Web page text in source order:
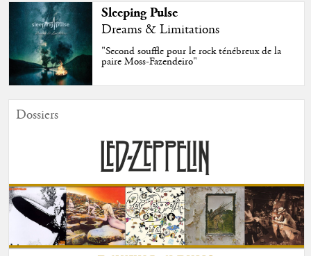
Sleeping Pulse
Dreams & Limitations
"Second souffle pour le rock ténébreux de la
paire Moss-Fazendeiro"
Dossiers